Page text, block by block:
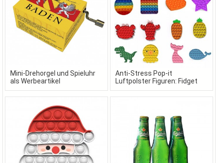
Mini-Drehorgel und Spieluhr
als Werbeartikel
Anti-Stress Pop-it
Luftpolster Figuren: Fidget
Toys als Werbeartikel